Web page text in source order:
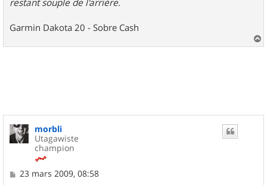
Garmin Dakota 20 - Sobre Cash
a
morbli
Utagawiste
champion
M
23 mars 2009, 08:58